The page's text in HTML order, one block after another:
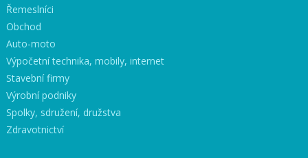
Řemeslníci
Obchod
Auto-moto
Výpočetní technika, mobily, internet
Stavební firmy
Výrobní podniky
Spolky, sdružení, družstva
Zdravotnictví